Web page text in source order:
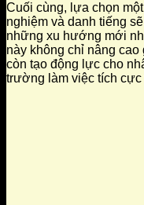
Cuối cùng, lựa chọn
nghiệm và danh tiếng
những xu hướng mới
này không chỉ nâng cao
còn tạo động lực cho
trường làm việc tích cực